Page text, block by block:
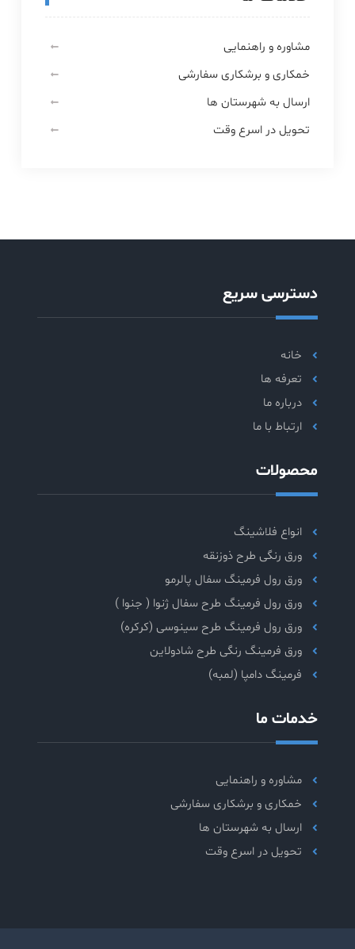
مشاوره و راهنمایی
خمکاری و برشکاری سفارشی
ارسال به شهرستان ها
تحویل در اسرع وقت
دسترسی سریع
خانه
تعرفه ها
درباره ما
ارتباط با ما
محصولات
انواع فلاشینگ
ورق رنگی طرح ذوزنقه
ورق رول فرمینگ سفال پالرمو
ورق رول فرمینگ طرح سفال ژنوا ( جنوا )
ورق رول فرمینگ طرح سینوسی (کرکره)
ورق فرمینگ رنگی طرح شادولاین
فرمینگ دامپا (لمبه)
خدمات ما
مشاوره و راهنمایی
خمکاری و برشکاری سفارشی
ارسال به شهرستان ها
تحویل در اسرع وقت